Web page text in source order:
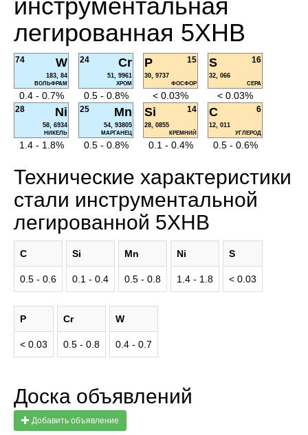
инструментальная
легированная 5ХНВ
W
74
183, 84
ВОЛЬФРАМ
0.4 - 0.7%
Cr
24
51, 9961
ХРОМ
0.5 - 0.8%
P 15
30, 9737
ФОСФОР
< 0.03%
S 16
32, 066
СЕРА
< 0.03%
Ni
28
58, 6934
НИКЕЛЬ
1.4 - 1.8%
Mn
25
54, 93805
МАРГАНЕЦ
0.5 - 0.8%
Si 14
28, 0855
КРЕМНИЙ
0.1 - 0.4%
C 6
12, 011
УГЛЕРОД
0.5 - 0.6%
Технические характеристики
стали инструментальной
легированной 5ХНВ
C
0.5 - 0.6
Si
0.1 - 0.4
Mn
0.5 - 0.8
Ni
1.4 - 1.8
S
< 0.03
P
< 0.03
Cr
0.5 - 0.8
W
0.4 - 0.7
Доска объявлений
Добавить объявление